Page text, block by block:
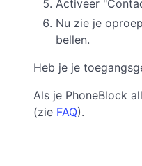
Activeer
Nu zie je
bellen.
Heb je je
Als je PhoneBlock
(zie FAQ).